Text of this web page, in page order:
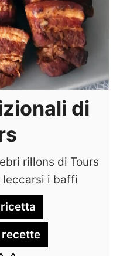
di
rillons di Tours
leccarsi i baffi
recette